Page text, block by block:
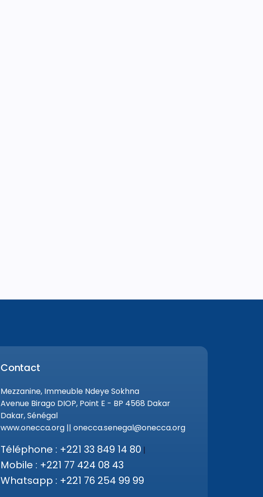
Contact
Mezzanine, Immeuble Ndeye Sokhna
Avenue Birago DIOP, Point E - BP 4568 Dakar
Dakar, Sénégal
www.onecca.org || onecca.senegal@onecca.org
Téléphone : +221 33 849 14 80 |
Mobile : +221 77 424 08 43
Whatsapp : +221 76 254 99 99